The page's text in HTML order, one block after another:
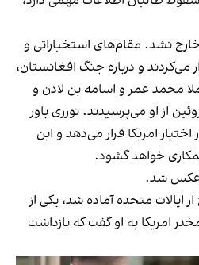
خارج نشد. مقام‌های استخباراتی و
می‌کردند و درباره جنگ افغانستان،
محمد عمر و اسامه بن لادن و
از او می‌پرسیدند. نورزی باور
امریکا قرار می‌دهد و این
خواهد گشود.
شد.
ایالات متحده آماده شد، یکی از
امریکا به او گفت که بازداشت